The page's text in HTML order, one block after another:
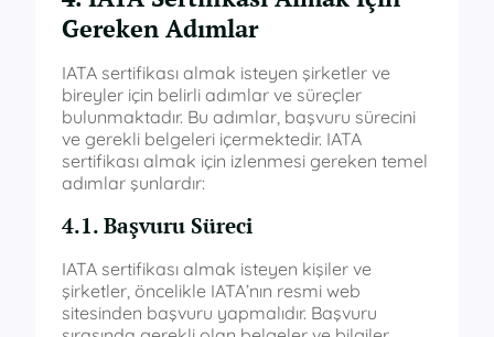
Gereken Adımlar
IATA sertifikası almak isteyen şirketler ve
bireyler için belirli adımlar ve süreçler
bulunmaktadır. Bu adımlar, başvuru sürecini
ve gerekli belgeleri içermektedir. IATA
sertifikası almak için izlenmesi gereken temel
adımlar şunlardır:
4.1. Başvuru Süreci
IATA sertifikası almak isteyen kişiler ve
şirketler, öncelikle IATA’nın resmi web
sitesinden başvuru yapmalıdır. Başvuru